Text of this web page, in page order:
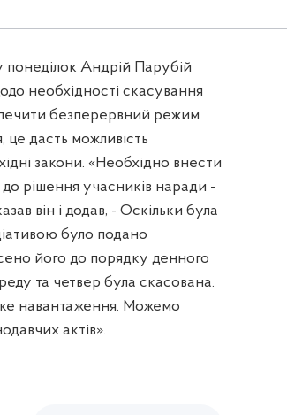
Андрій Парубій
необхідності скасування
безперервний режим
це дасть можливість
закони. «Необхідно внести
до рішення учасників наради -
він і додав, - Оскільки була
було подано
його до порядку денного
та четвер була скасована.
навантаження. Можемо
актів».